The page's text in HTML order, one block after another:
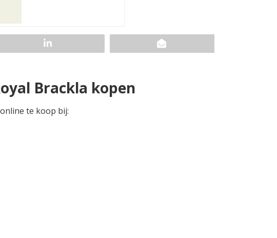
Brackla kopen
te koop bij: